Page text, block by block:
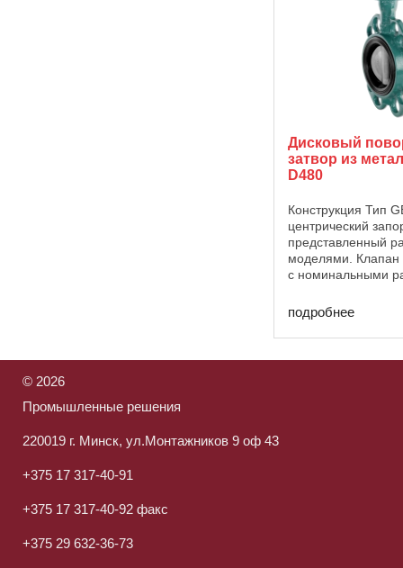
Дисковый
затвор из
D480
Конструкция Тип
центрический
представленный
моделями. Клапан
с номинальными
вариантами
материалами
корпуса. Он
подробнее
© 2026
Промышленные решения
220019 г. Минск, ул.Монтажников 9 оф 43
+375 17 317-40-91
+375 17 317-40-92 факс
+375 29 632-36-73